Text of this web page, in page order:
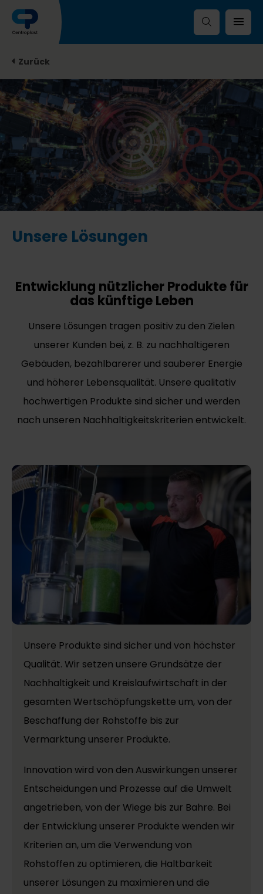
Zurück
Unsere Lösungen
Entwicklung nützlicher Produkte für
das künftige Leben
Unsere Lösungen tragen positiv zu den Zielen
unserer Kunden bei, z. B. zu nachhaltigeren
Gebäuden, bezahlbarerer und sauberer Energie
und höherer Lebensqualität. Unsere qualitativ
hochwertigen Produkte sind sicher und werden
nach unseren Nachhaltigkeitskriterien entwickelt.
Unsere Produkte sind sicher und von höchster
Qualität. Wir setzen unsere Grundsätze der
Nachhaltigkeit und Kreislaufwirtschaft in der
gesamten Wertschöpfungskette um, von der
Beschaffung der Rohstoffe bis zur
Vermarktung unserer Produkte.
Innovation wird von den Auswirkungen unserer
Entscheidungen und Prozesse auf die Umwelt
angetrieben, von der Wiege bis zur Bahre. Bei
der Entwicklung unserer Produkte wenden wir
Kriterien an, um die Verwendung von
Rohstoffen zu optimieren, die Haltbarkeit
unserer Lösungen zu maximieren und die